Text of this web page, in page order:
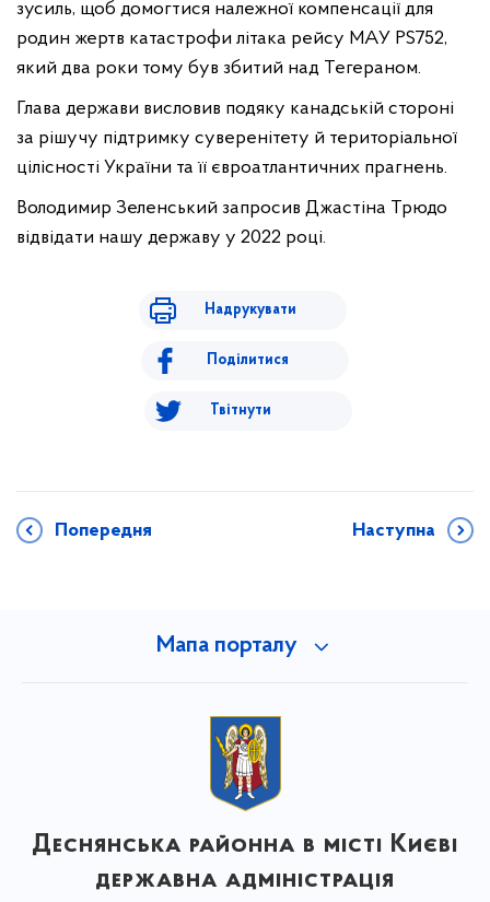
зусиль, щоб домогтися належної компенсації для
родин жертв катастрофи літака рейсу МАУ PS752,
який два роки тому був збитий над Тегераном.
Глава держави висловив подяку канадській стороні
за рішучу підтримку суверенітету й територіальної
цілісності України та її євроатлантичних прагнень.
Володимир Зеленський запросив Джастіна Трюдо
відвідати нашу державу у 2022 році.
Надрукувати
Поділитися
Твітнути
Попередня Наступна
Мапа порталу
Деснянська районна в місті Києві
державна адміністрація